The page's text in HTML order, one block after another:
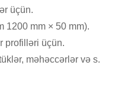
üçün.
1200 mm × 50 mm).
profilləri üçün.
məhəccərlər və s.